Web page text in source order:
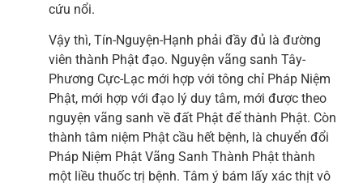
cứu nổi.
Vậy thì, Tín-Nguyện-Hạnh phải đầy đủ là đường
viên thành Phật đạo. Nguyện vãng sanh Tây-
Phương Cực-Lạc mới hợp với tông chỉ Pháp Niệm
Phật, mới hợp với đạo lý duy tâm, mới được theo
nguyện vãng sanh về đất Phật để thành Phật. Còn
thành tâm niệm Phật cầu hết bệnh, là chuyển đổi
Pháp Niệm Phật Vãng Sanh Thành Phật thành
một liều thuốc trị bệnh. Tâm ý bám lấy xác thịt vô